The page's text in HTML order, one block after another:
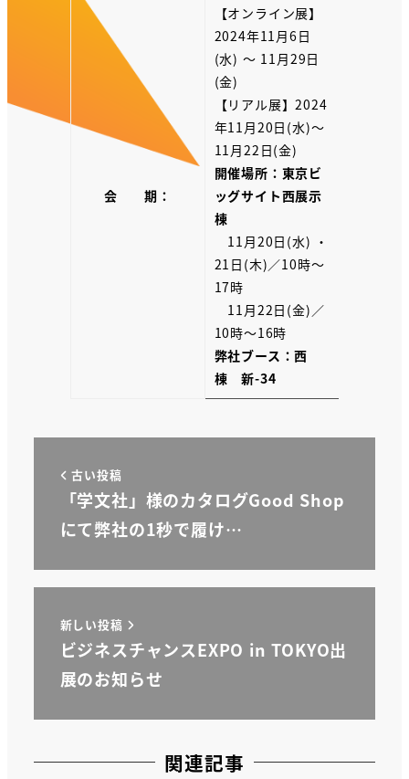
会 期：
【オンライン展】
2024年11月6日
(水) ～ 11月29日
(金)
【リアル展】2024
年11月20日(水)～
11月22日(金)
開催場所：東京ビ
ッグサイト西展示
棟
11月20日(水) ・
21日(木)／10時～
17時
11月22日(金)／
10時～16時
弊社ブース：西
棟 新-34
古い投稿
「学文社」様のカタログGood Shop
にて弊社の1秒で履け…
新しい投稿
ビジネスチャンスEXPO in TOKYO出
展のお知らせ
関連記事